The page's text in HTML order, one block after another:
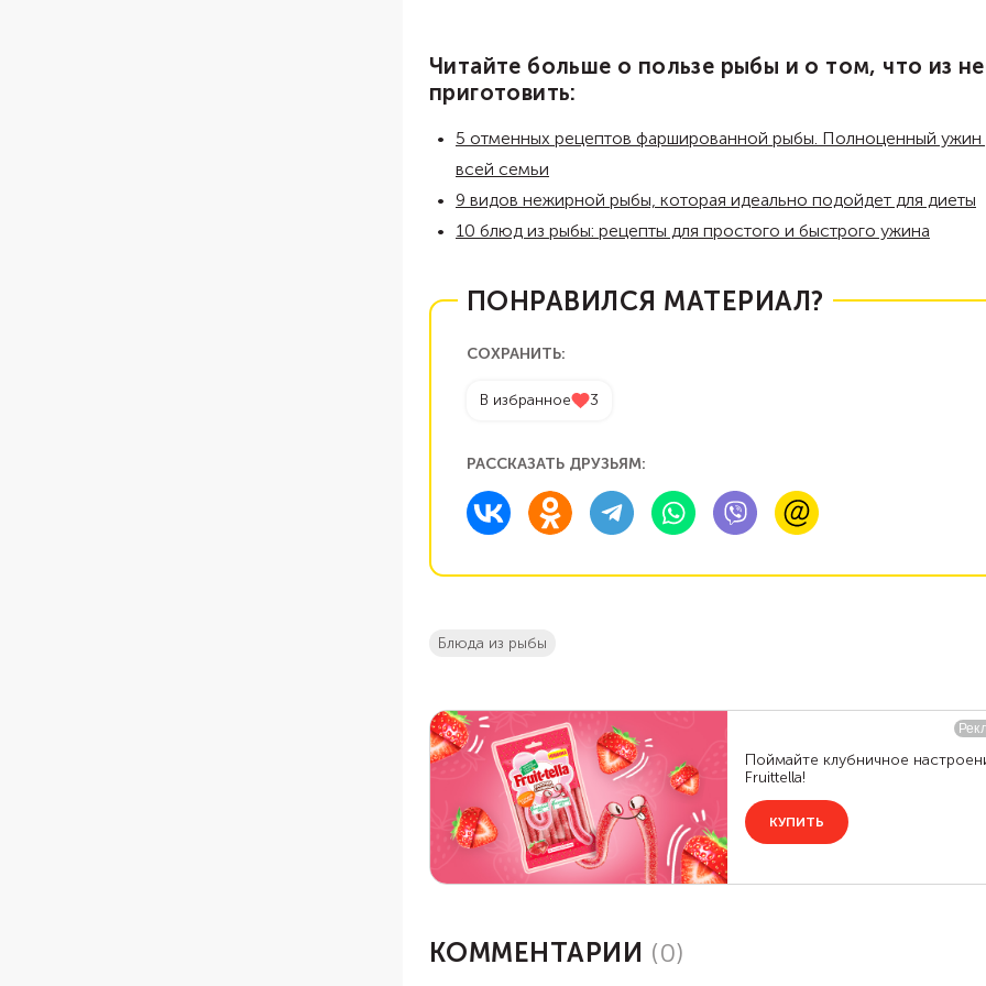
Читайте больше о пользе рыбы и о том, что из
приготовить:
5 отменных рецептов фаршированной рыбы. Полноценный ужин
всей семьи
9 видов нежирной рыбы, которая идеально подойдет для диеты
10 блюд из рыбы: рецепты для простого и быстрого ужина
ПОНРАВИЛСЯ МАТЕРИАЛ?
СОХРАНИТЬ:
В избранное 3
РАССКАЗАТЬ ДРУЗЬЯМ:
блюда из рыбы
КОММЕНТАРИИ (0)